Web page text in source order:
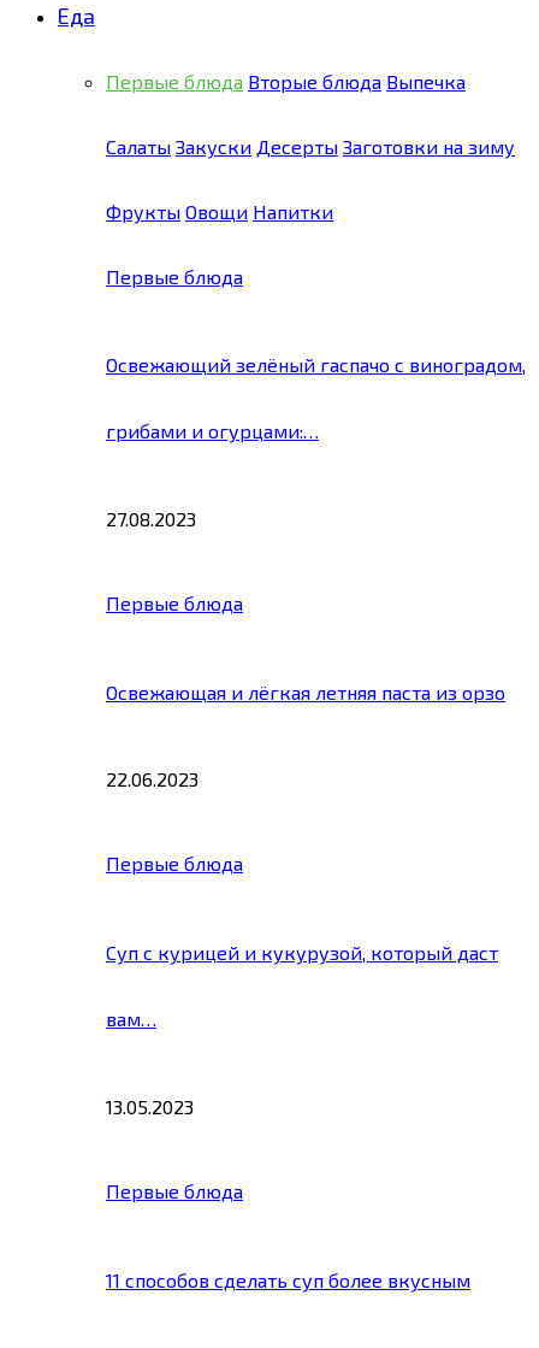
Еда
Первые блюда Вторые блюда Выпечка
Салаты Закуски Десерты Заготовки на зиму
Фрукты Овощи Напитки
Первые блюда
Освежающий зелёный гаспачо с виноградом,
грибами и огурцами:…
27.08.2023
Первые блюда
Освежающая и лёгкая летняя паста из орзо
22.06.2023
Первые блюда
Суп с курицей и кукурузой, который даст
вам…
13.05.2023
Первые блюда
11 способов сделать суп более вкусным